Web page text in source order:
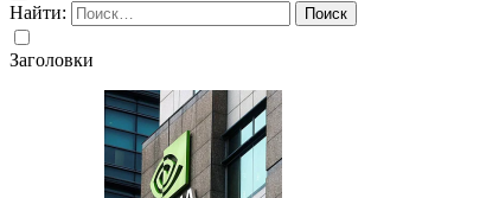
Найти:
Заголовки